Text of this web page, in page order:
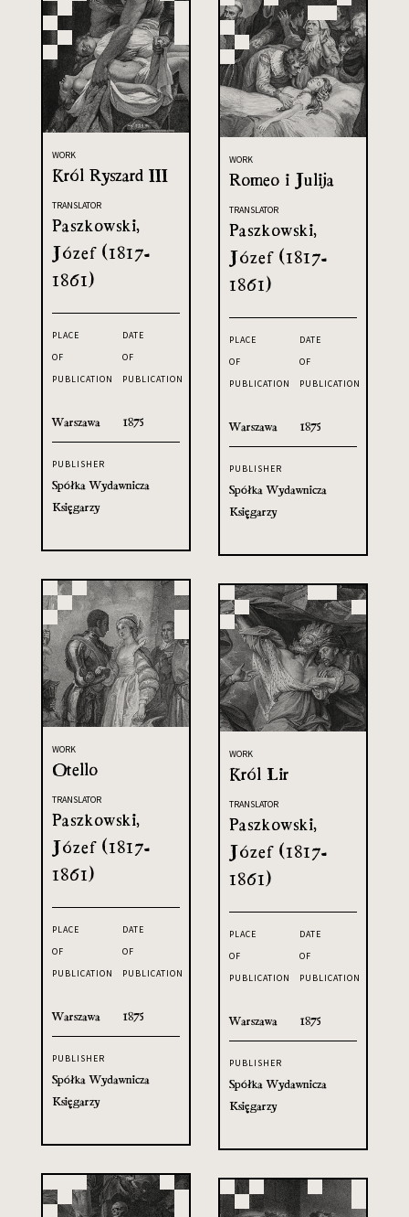
WORK
Król Ryszard III
TRANSLATOR
Paszkowski,
Józef (1817-
1861)
PLACE
OF
PUBLICATION
Warszawa
DATE
OF
PUBLICATION
1875
PUBLISHER
Spółka Wydawnicza
Księgarzy
WORK
Romeo i Julija
TRANSLATOR
Paszkowski,
Józef (1817-
1861)
PLACE
OF
PUBLICATION
Warszawa
DATE
OF
PUBLICATION
1875
PUBLISHER
Spółka Wydawnicza
Księgarzy
WORK
Otello
TRANSLATOR
Paszkowski,
Józef (1817-
1861)
PLACE
OF
PUBLICATION
Warszawa
DATE
OF
PUBLICATION
1875
PUBLISHER
Spółka Wydawnicza
Księgarzy
WORK
Król Lir
TRANSLATOR
Paszkowski,
Józef (1817-
1861)
PLACE
OF
PUBLICATION
Warszawa
DATE
OF
PUBLICATION
1875
PUBLISHER
Spółka Wydawnicza
Księgarzy